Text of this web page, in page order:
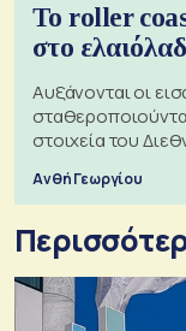
Το roller
στο
Αυξάνονται οι
στοιχεία του
Ανθή Γεωργίου